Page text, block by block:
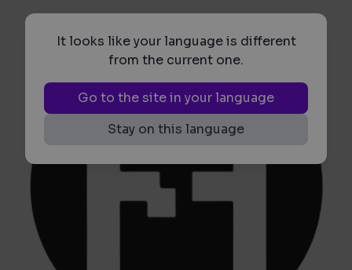
It looks like your language is different
from the current one.
Go to the site in your language
Stay on this language